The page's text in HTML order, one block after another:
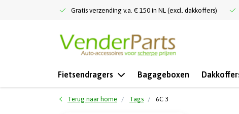
Gratis verzending v.a. € 150 in NL (excl. dakkoffers)
Fietsendragers Bagageboxen
Terug naar home Tags 6C 3